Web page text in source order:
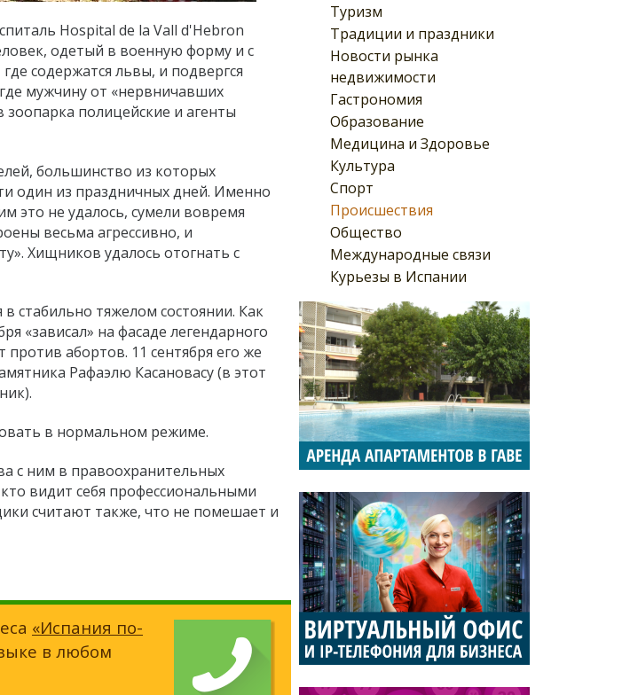
Туризм
Традиции и праздники
Новости рынка
недвижимости
Гастрономия
Образование
Медицина и Здоровье
Культура
Спорт
Происшествия
Общество
Международные связи
Курьезы в Испании
Hospital de la Vall d'Hebron
одетый в военную форму и с
содержатся львы, и подвергся
мужчину от «нервничавших
полицейские и агенты
большинство из которых
один из праздничных дней. Именно
это не удалось, сумели вовремя
весьма агрессивно, и
». Хищников удалось отогнать с
в стабильно тяжелом состоянии. Как
«зависал» на фасаде легендарного
против абортов. 11 сентября его же
Рафаэлю Касановасу (в этот
в нормальном режиме.
с ним в правоохранительных
видит себя профессиональными
считают также, что не помешает и
«Испания по-
в любом